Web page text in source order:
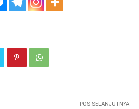
POS SELANJUTNYA